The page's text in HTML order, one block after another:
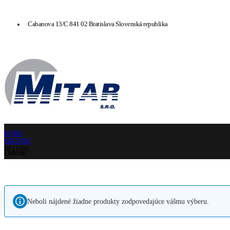
Cabanova 13/C 841 02 Bratislava Slovenská republika
HOME
OBCHOD
Neboli nájdené žiadne produkty zodpovedajúce vášmu výberu.